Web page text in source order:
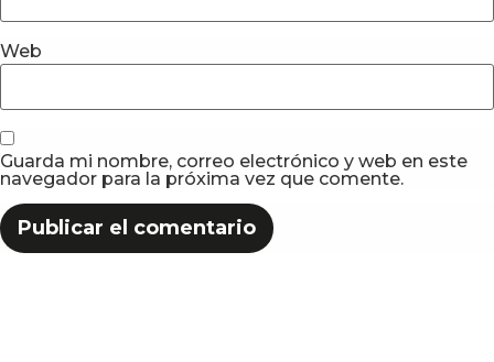
Web
Guarda mi nombre, correo electrónico y web en este
navegador para la próxima vez que comente.